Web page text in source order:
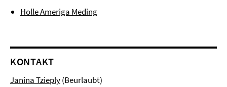
Holle Ameriga Meding
KONTAKT
Janina Tzieply(Beurlaubt)